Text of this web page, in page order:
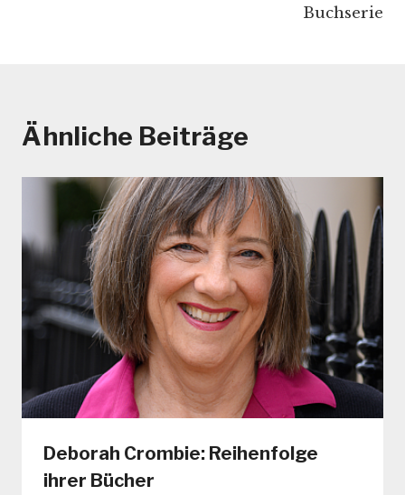
Buchserie
Ähnliche Beiträge
Deborah Crombie: Reihenfolge
ihrer Bücher